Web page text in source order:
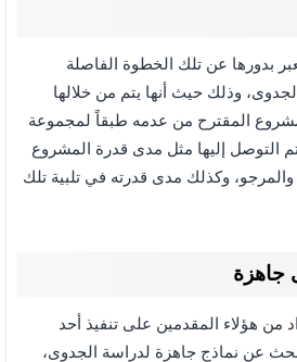
بدورها عن تلك الخطوة الفاصلة
وذلك حيث أنها يتم من خلالها
المقترح من عدمه طبقاً لمجموعة
التوصل إليها مثل مدى قدرة المشروع
وكذلك مدى قدرته في تلبية تلك
جاهزة
من هؤلاء المقدمين على تنفيذ أحد
عن نماذج جاهزة لدراسة الجدوى،